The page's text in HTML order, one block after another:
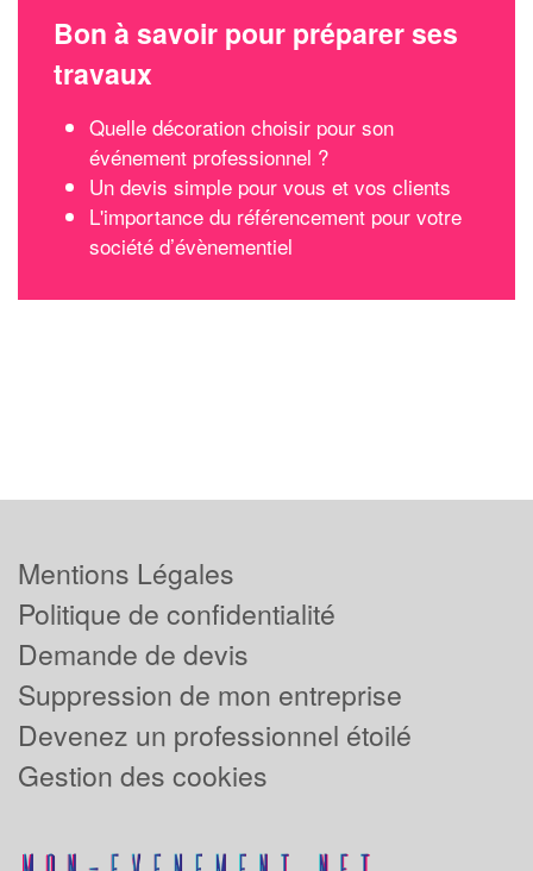
Bon à savoir pour préparer ses
travaux
Quelle décoration choisir pour son
événement professionnel ?
Un devis simple pour vous et vos clients
L'importance du référencement pour votre
société d’évènementiel
Mentions Légales
Politique de confidentialité
Demande de devis
Suppression de mon entreprise
Devenez un professionnel étoilé
Gestion des cookies